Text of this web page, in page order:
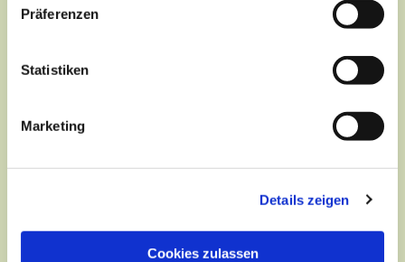
Präferenzen
Statistiken
Marketing
Details zeigen
Cookies zulassen
Dies könnte Sie auch